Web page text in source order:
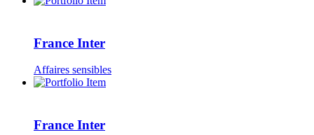
France Inter
Affaires sensibles
France Inter